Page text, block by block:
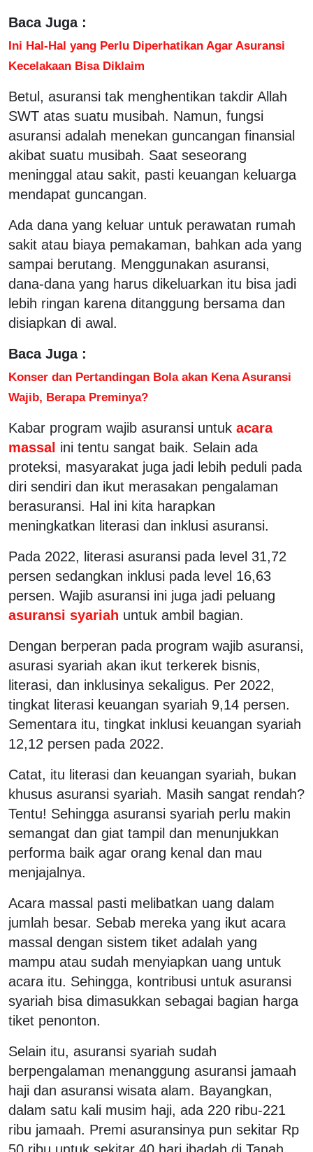
Baca Juga :
Ini Hal-Hal yang Perlu Diperhatikan Agar Asuransi
Kecelakaan Bisa Diklaim
Betul, asuransi tak menghentikan takdir Allah
SWT atas suatu musibah. Namun, fungsi
asuransi adalah menekan guncangan finansial
akibat suatu musibah. Saat seseorang
meninggal atau sakit, pasti keuangan keluarga
mendapat guncangan.
Ada dana yang keluar untuk perawatan rumah
sakit atau biaya pemakaman, bahkan ada yang
sampai berutang. Menggunakan asuransi,
dana-dana yang harus dikeluarkan itu bisa jadi
lebih ringan karena ditanggung bersama dan
disiapkan di awal.
Baca Juga :
Konser dan Pertandingan Bola akan Kena Asuransi
Wajib, Berapa Preminya?
Kabar program wajib asuransi untuk acara
massal ini tentu sangat baik. Selain ada
proteksi, masyarakat juga jadi lebih peduli pada
diri sendiri dan ikut merasakan pengalaman
berasuransi. Hal ini kita harapkan
meningkatkan literasi dan inklusi asuransi.
Pada 2022, literasi asuransi pada level 31,72
persen sedangkan inklusi pada level 16,63
persen. Wajib asuransi ini juga jadi peluang
asuransi syariah untuk ambil bagian.
Dengan berperan pada program wajib asuransi,
asurasi syariah akan ikut terkerek bisnis,
literasi, dan inklusinya sekaligus. Per 2022,
tingkat literasi keuangan syariah 9,14 persen.
Sementara itu, tingkat inklusi keuangan syariah
12,12 persen pada 2022.
Catat, itu literasi dan keuangan syariah, bukan
khusus asuransi syariah. Masih sangat rendah?
Tentu! Sehingga asuransi syariah perlu makin
semangat dan giat tampil dan menunjukkan
performa baik agar orang kenal dan mau
menjajalnya.
Acara massal pasti melibatkan uang dalam
jumlah besar. Sebab mereka yang ikut acara
massal dengan sistem tiket adalah yang
mampu atau sudah menyiapkan uang untuk
acara itu. Sehingga, kontribusi untuk asuransi
syariah bisa dimasukkan sebagai bagian harga
tiket penonton.
Selain itu, asuransi syariah sudah
berpengalaman menanggung asuransi jamaah
haji dan asuransi wisata alam. Bayangkan,
dalam satu kali musim haji, ada 220 ribu-221
ribu jamaah. Premi asuransinya pun sekitar Rp